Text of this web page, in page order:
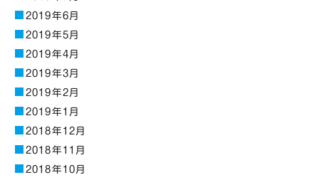
2019年6月
2019年5月
2019年4月
2019年3月
2019年2月
2019年1月
2018年12月
2018年11月
2018年10月